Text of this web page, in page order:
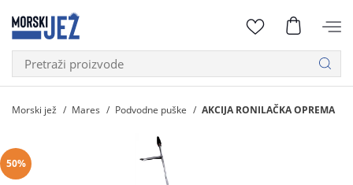
Morski jež Mares Podvodne puške AKCIJA RONILAČKA OPREMA
50%